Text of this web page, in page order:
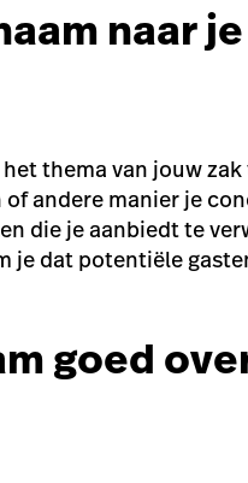
naar
thema van jouw
andere manier je
die je aanbiedt te
je dat potentiële
goed